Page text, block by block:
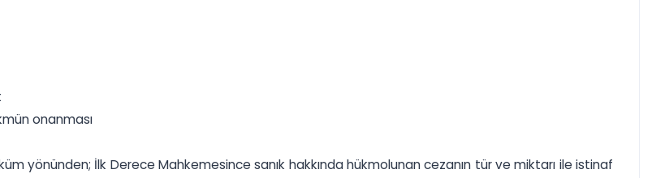
onanması
yönünden; İlk Derece Mahkemesince sanık hakkında hükmolunan cezanın tür ve miktarı ile istinaf